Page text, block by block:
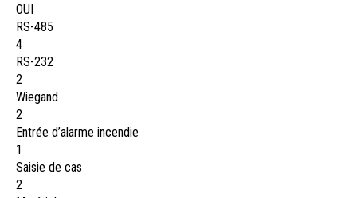
OUI
RS-485
4
RS-232
2
Wiegand
2
Entrée d’alarme incendie
1
Saisie de cas
2